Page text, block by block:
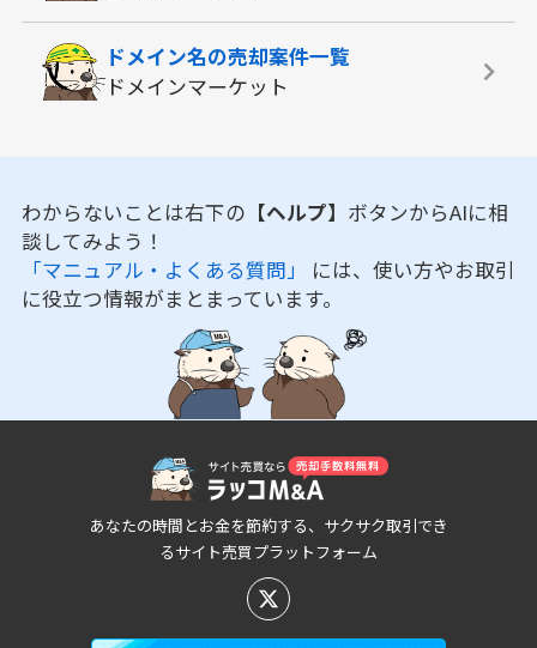
ドメイン名の売却案件一覧
ドメインマーケット
わからないことは右下の 【ヘルプ】 ボタンからAIに相
談してみよう！
「マニュアル・よくある質問」 には、使い方やお取引
に役立つ情報がまとまっています。
あなたの時間とお金を節約する、サクサク取引でき
るサイト売買プラットフォーム